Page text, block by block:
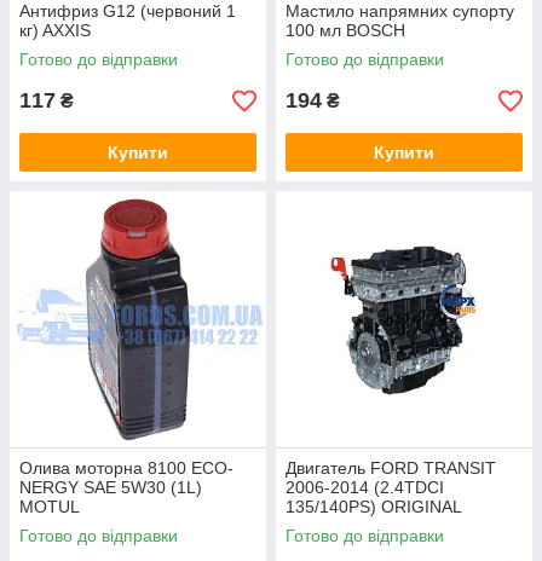
Антифриз G12 (червоний 1
кг) AXXIS
Готово до відправки
117 ₴
Купити
Мастило напрямних супорту
100 мл BOSCH
Готово до відправки
194 ₴
Купити
Олива моторна 8100 ECO-
NERGY SAE 5W30 (1L)
MOTUL
Готово до відправки
Двигатель FORD TRANSIT
2006-2014 (2.4TDCI
135/140PS) ORIGINAL
Готово до відправки